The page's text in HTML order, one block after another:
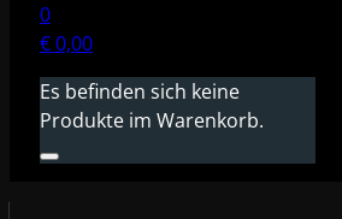
0
€0,00
Es befinden sich keine
Produkte im Warenkorb.